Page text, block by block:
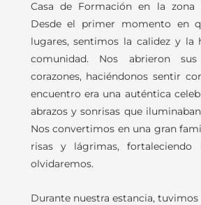
Casa de Formación en la zona
Desde el primer momento en
lugares, sentimos la calidez y la
comunidad. Nos abrieron
corazones, haciéndonos sentir
encuentro era una auténtica
abrazos y sonrisas que
Nos convertimos en una gran
risas y lágrimas, fortaleciendo
olvidaremos.
Durante nuestra estancia,